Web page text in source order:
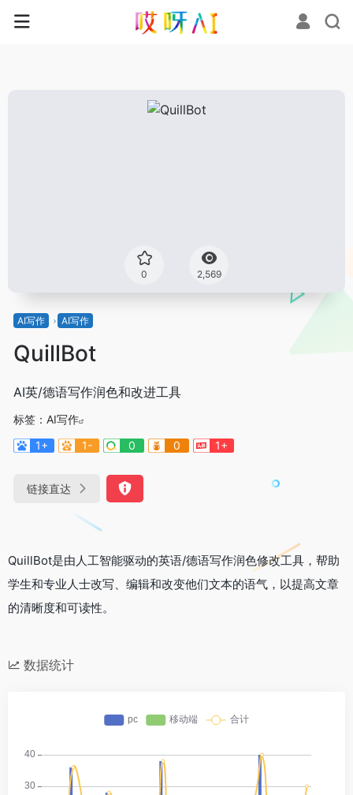
0 2,569
AI写作 AI写作
QuillBot
AI英/德语写作润色和改进工具
标签： AI写作
1+
1- 0 0 1+
链接直达
QuillBot是由人工智能驱动的英语/德语写作润色修改工具，帮助
学生和专业人士改写、编辑和改变他们文本的语气，以提高文章
的清晰度和可读性。
数据统计